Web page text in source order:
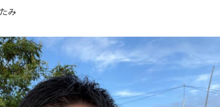
み